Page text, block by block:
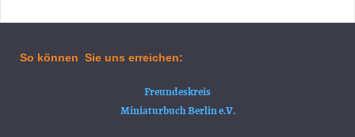
So können Sie uns erreichen:
Freundeskreis
Miniaturbuch Berlin e.V.